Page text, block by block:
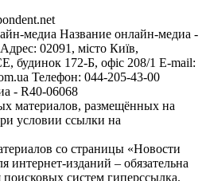
медиа Название онлайн-медиа -
02091, місто Київ,
172-Б, офіс 208/1 E-mail:
Телефон: 044-205-43-00
- R40-06068
материалов, размещённых на
условии ссылки на
со страницы «Новости
интернет-изданий – обязательна
поисковых систем гиперссылка.